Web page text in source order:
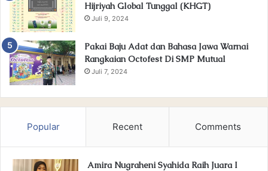
Hijriyah Global Tunggal (KHGT)
Juli 9, 2024
Pakai Baju Adat dan Bahasa Jawa Warnai
Rangkaian Octofest Di SMP Mutual
Juli 7, 2024
Popular Recent Comments
Amira Nugraheni Syahida Raih Juara I